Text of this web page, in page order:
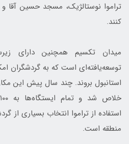
تراموا نوستالژیک، مسجد حسین آقا
کنند.
میدان تکسیم همچنین دارای
توسعه‌یافته‌ای است که به گردشگران
استانبول بروند. چند سال پیش این
استفاده از تراموا انتخاب بسیاری از
منطقه است.